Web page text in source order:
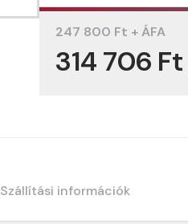
247 800 Ft + ÁFA
314 706 Ft
Szállítási információk